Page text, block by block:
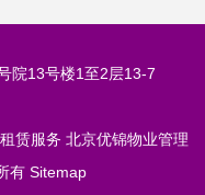
院13号楼1至2层13-7
租赁服务 北京优锦物业管理
有 Sitemap